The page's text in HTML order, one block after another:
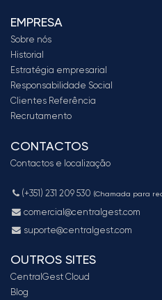
EMPRESA
Sobre nós
Historial
Estratégia empresarial
Responsabilidade Social
Clientes Referência
Recrutamento
CONTACTOS
Contactos e localização
(+351) 231 209 530 (Chamada para
comercial@centralgest.com
suporte@centralgest.com
OUTROS SITES
CentralGest Cloud
Blog